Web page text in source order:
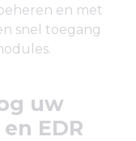
en met
snel toegang
uw
EDR